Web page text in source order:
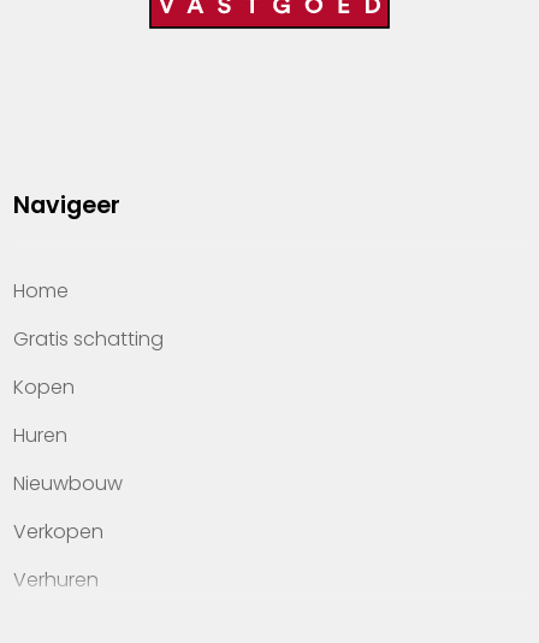
Navigeer
Home
Gratis schatting
Kopen
Huren
Nieuwbouw
Verkopen
Verhuren